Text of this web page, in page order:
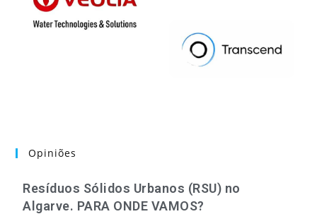
Opiniões
Resíduos Sólidos Urbanos (RSU) no
Algarve. PARA ONDE VAMOS?